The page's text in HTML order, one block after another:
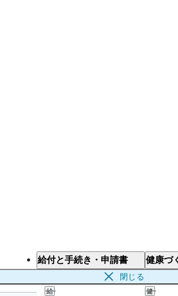
給付と手続き・申請書
給付と手続き
給
健康づ
健
閉じる